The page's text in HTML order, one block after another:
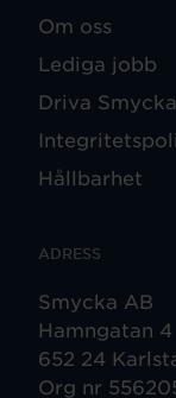
Om oss
Lediga jobb
Driva
Hållbarhet
ADRESS
Smycka AB
Hamngatan 4
652 24
Org nr